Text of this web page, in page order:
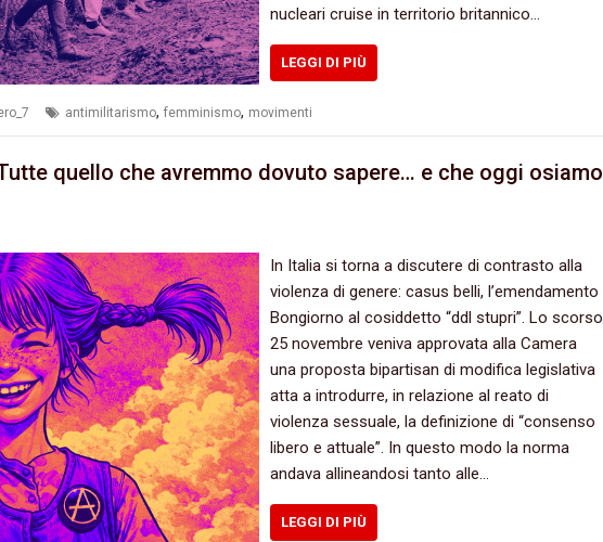
nucleari cruise in territorio britannico…
LEGGI DI PIÙ
antimilitarismo, femminismo, movimenti
quello che avremmo dovuto sapere… e che oggi osiamo
In Italia si torna a discutere di contrasto alla
violenza di genere: casus belli, l’emendamento
Bongiorno al cosiddetto “ddl stupri”. Lo scorso
25 novembre veniva approvata alla Camera
una proposta bipartisan di modifica legislativa
atta a introdurre, in relazione al reato di
violenza sessuale, la definizione di “consenso
libero e attuale”. In questo modo la norma
andava allineandosi tanto alle…
LEGGI DI PIÙ